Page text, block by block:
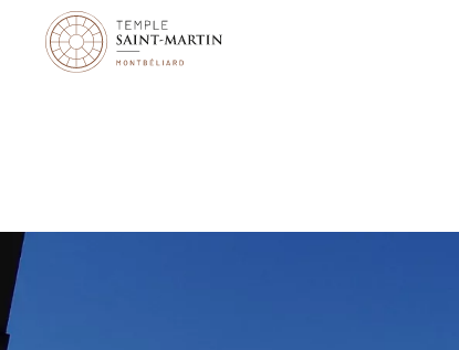
Panneau de gestion des cookies